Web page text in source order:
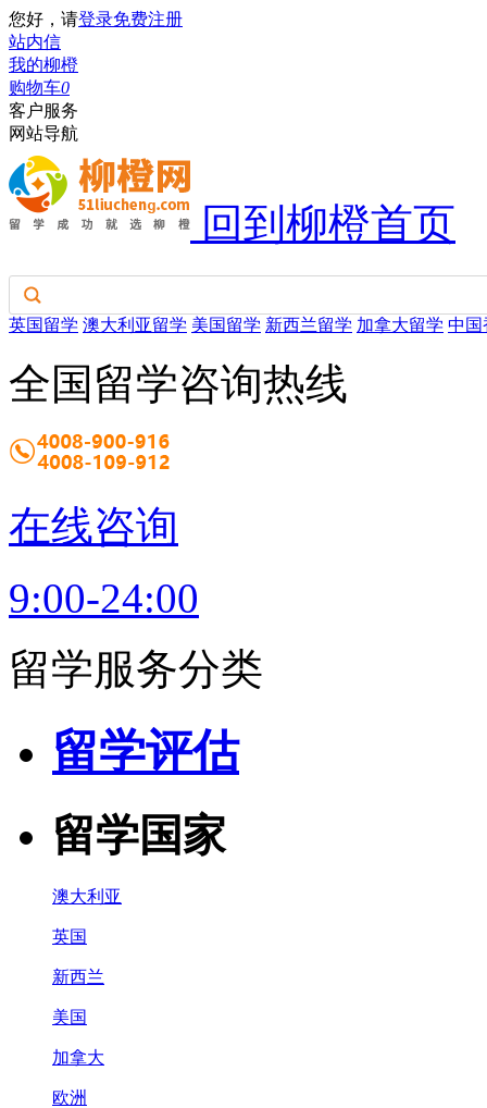
您好，请登录免费注册
站内信
我的柳橙
购物车0
客户服务
网站导航
回到柳橙首页
英国留学 澳大利亚留学 美国留学 新西兰留学 加拿大留学 中国
全国留学咨询热线
在线咨询
9:00-24:00
留学服务分类
留学评估
留学国家
澳大利亚
英国
新西兰
美国
加拿大
欧洲